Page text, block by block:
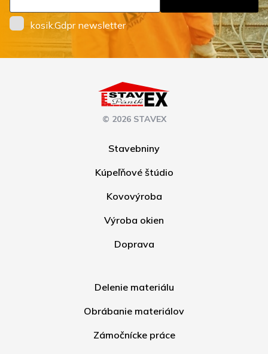
kosik.Gdpr newsletter
© 2026 STAVEX
Stavebniny
Kúpeľňové štúdio
Kovovýroba
Výroba okien
Doprava
Delenie materiálu
Obrábanie materiálov
Zámočnícke práce